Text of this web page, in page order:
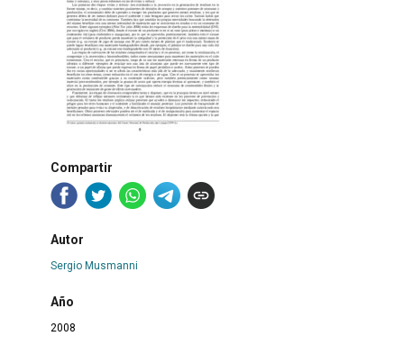
Compartir
Autor
Sergio Musmanni
Año
2008